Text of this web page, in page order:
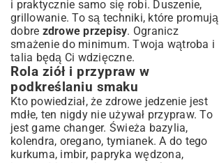
i praktycznie samo się robi. Duszenie,
grillowanie. To są techniki, które promują
dobre zdrowe przepisy. Ogranicz
smażenie do minimum. Twoja wątroba i
talia będą Ci wdzięczne.
Rola ziół i przypraw w
podkreślaniu smaku
Kto powiedział, że zdrowe jedzenie jest
mdłe, ten nigdy nie używał przypraw. To
jest game changer. Świeża bazylia,
kolendra, oregano, tymianek. A do tego
kurkuma, imbir, papryka wędzona,